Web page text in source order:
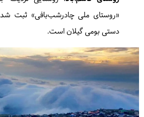
«روستای ملی چادرشب‌بافی» ثبت
دستی بومی گیلان است.